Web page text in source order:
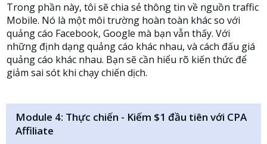
Trong phần này, tôi sẽ chia sẻ thông tin về nguồn traffic
Mobile. Nó là một môi trường hoàn toàn khác so với
quảng cáo Facebook, Google mà bạn vẫn thấy. Với
những định dạng quảng cáo khác nhau, và cách đấu giá
quảng cáo khác nhau. Bạn sẽ cần hiểu rõ kiến thức để
giảm sai sót khi chạy chiến dịch.
Module 4: Thực chiến - Kiếm $1 đầu tiên với CPA
Affiliate